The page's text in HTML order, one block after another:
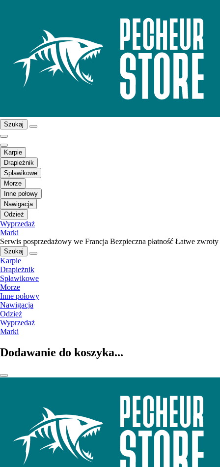
Szukaj
Karpie
Drapieżnik
Spławikowe
Morze
Inne połowy
Nawigacja
Odzież
Wyprzedaż
Marki
Serwis posprzedażowy we Francja Bezpieczna płatność Łatwe zwroty
Szukaj
Karpie
Drapieżnik
Spławikowe
Morze
Inne połowy
Nawigacja
Odzież
Wyprzedaż
Marki
Dodawanie do koszyka...